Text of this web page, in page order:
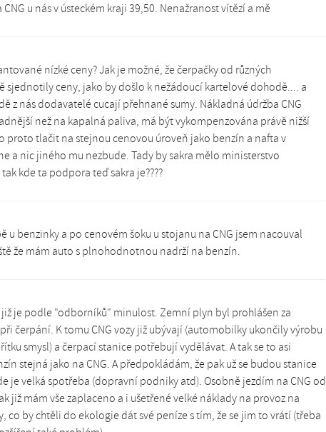
u nás v ústeckém kraji 39,50. Nenažranost vítězí a mě
nízké ceny? Jak je možné, že čerpačky od různých
ceny, jako by došlo k nežádoucí kartelové dohodě.... a
z nás dodavatelé cucají přehnané sumy. Nákladná údržba CNG
než na kapalná paliva, má být vykompenzována právě nižší
proto tlačit na stejnou cenovou úroveň jako benzín a nafta v
a nic jiného mu nezbude. Tady by sakra mělo ministerstvo
kde ta podpora teď sakra je????
u benzinky a po cenovém šoku u stojanu na CNG jsem nacouval
že mám auto s plnohodnotnou nadrží na benzín.
již je podle "odborníků" minulost. Zemní plyn byl prohlášen za
čerpání. K tomu CNG vozy již ubývají (automobilky ukončily výrobu
smysl) a čerpací stanice potřebují vydělávat. A tak se to asi
stejná jako na CNG. A předpokládám, že pak už se budou stanice
je velká spotřeba (dopravní podniky atd). Osobně jezdím na CNG od
již mám vše zaplaceno a i ušetřené velké náklady na provoz na
co by chtěli do ekologie dát své peníze s tím, že se jim to vrátí (třeba